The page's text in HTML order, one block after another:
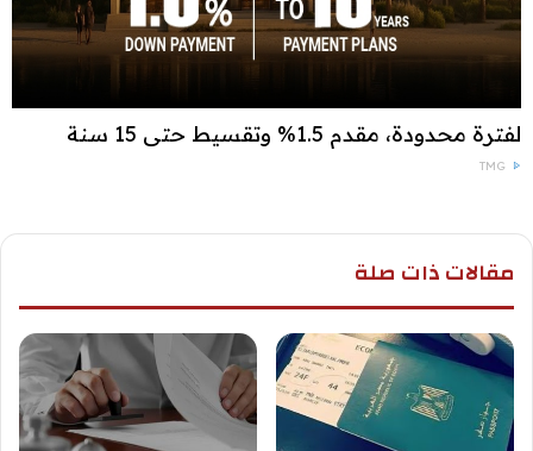
لفترة محدودة، مقدم 1.5% وتقسيط حتى 15 سنة
TMG
مقالات ذات صلة